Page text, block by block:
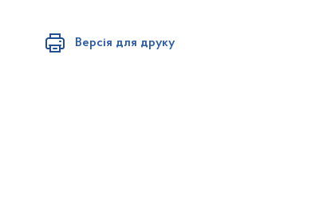
Версія для друку